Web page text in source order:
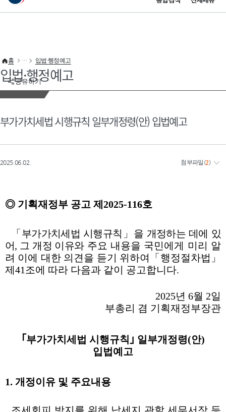
이 누리집은 대한민국 공식 전자정부 누리집입니다.
공유하기
홈 입법·행정예고
입법·행정예고
부가가치세법 시행규칙 일부개정령(안) 입법예고
2025.06.02. 첨부파일 (2)